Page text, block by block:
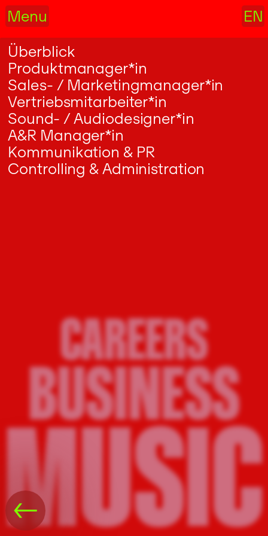
Menu EN
MUSIC
BUSINESS
CAREERS
←
Überblick
Produktmanager*in
Sales- / Marketingmanager*in
Vertriebsmitarbeiter*in
Sound- / Audiodesigner*in
A&R Manager*in
Kommunikation & PR
Controlling & Administration